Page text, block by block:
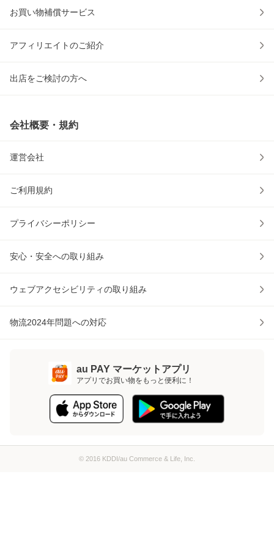
お買い物補償サービス
アフィリエイトのご紹介
出店をご検討の方へ
会社概要・規約
運営会社
ご利用規約
プライバシーポリシー
安心・安全への取り組み
ウェブアクセシビリティの取り組み
物流2024年問題への対応
au PAY マーケットアプリ
アプリでお買い物をもっと便利に！
© 2016 KDDI/au Commerce & Life, Inc.